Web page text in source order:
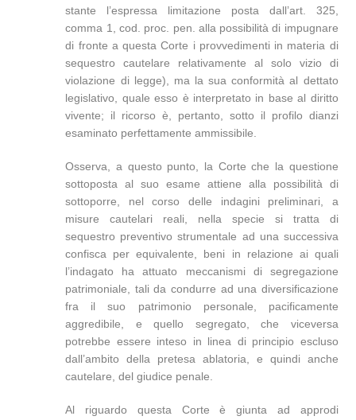
stante l’espressa limitazione posta dall’art. 325,
comma 1, cod. proc. pen. alla possibilità di impugnare
di fronte a questa Corte i provvedimenti in materia di
sequestro cautelare relativamente al solo vizio di
violazione di legge), ma la sua conformità al dettato
legislativo, quale esso è interpretato in base al diritto
vivente; il ricorso è, pertanto, sotto il profilo dianzi
esaminato perfettamente ammissibile.
Osserva, a questo punto, la Corte che la questione
sottoposta al suo esame attiene alla possibilità di
sottoporre, nel corso delle indagini preliminari, a
misure cautelari reali, nella specie si tratta di
sequestro preventivo strumentale ad una successiva
confisca per equivalente, beni in relazione ai quali
l’indagato ha attuato meccanismi di segregazione
patrimoniale, tali da condurre ad una diversificazione
fra il suo patrimonio personale, pacificamente
aggredibile, e quello segregato, che viceversa
potrebbe essere inteso in linea di principio escluso
dall’ambito della pretesa ablatoria, e quindi anche
cautelare, del giudice penale.
Al riguardo questa Corte è giunta ad approdi